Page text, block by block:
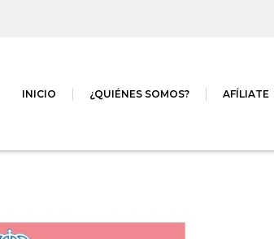
INICIO ¿QUIÉNES SOMOS? AFÍLIATE